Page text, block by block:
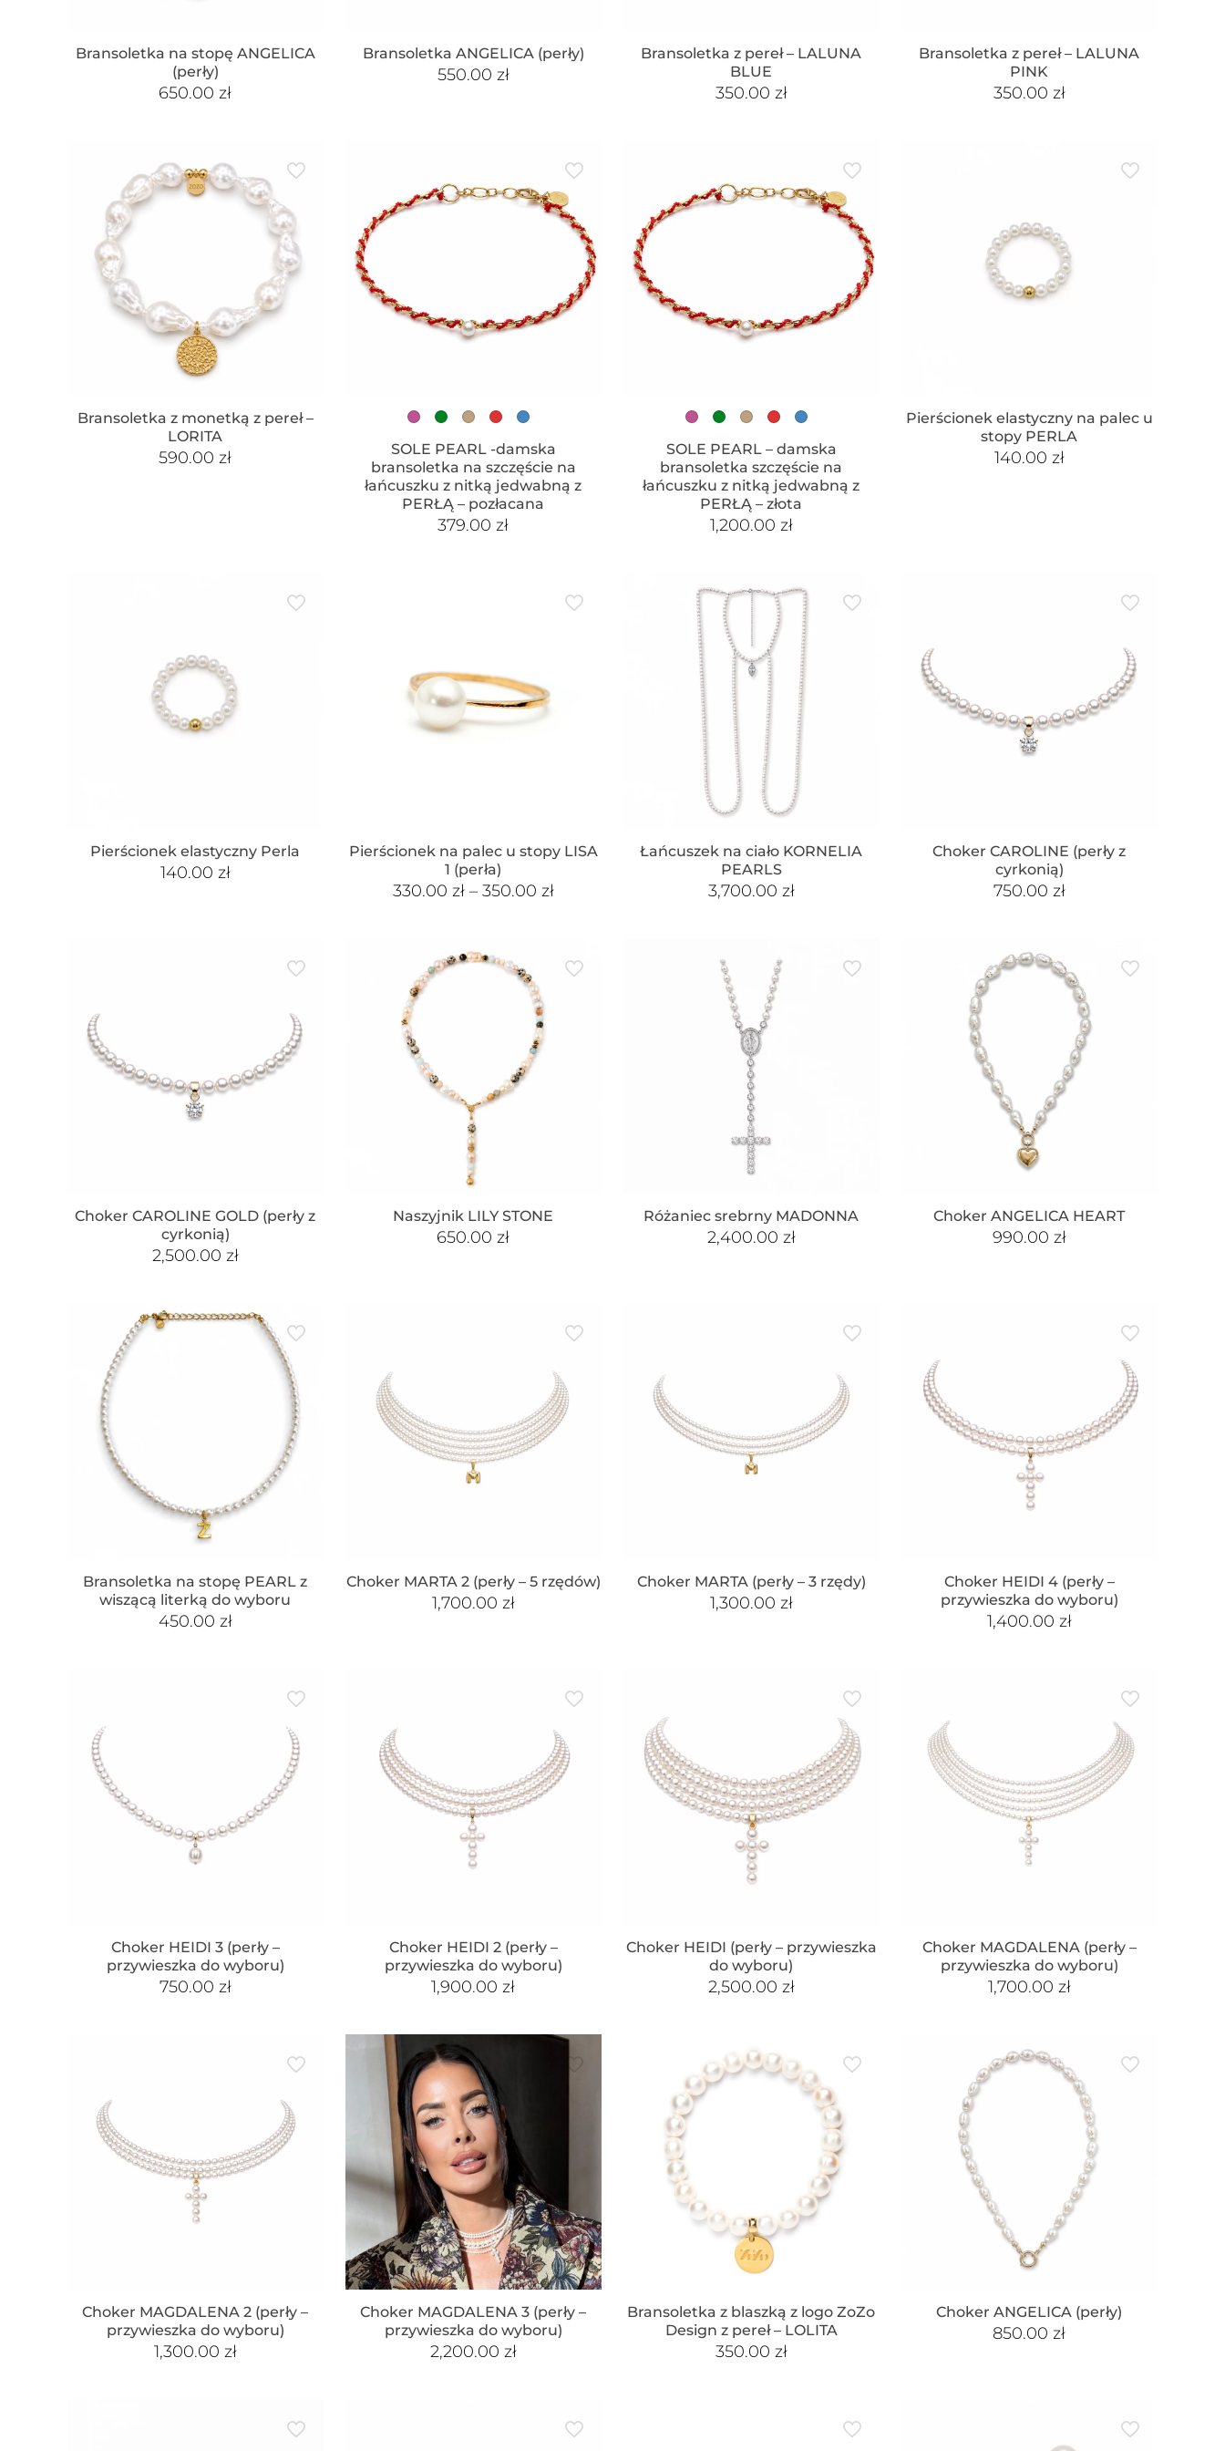
Bransoletka na stopę ANGELICA
(perły)
650.00zł
Bransoletka ANGELICA (perły)
550.00 zł
Bransoletka z pereł – LALUNA
BLUE
350.00 zł
Bransoletka z pereł – LALUNA
PINK
350.00 zł
Bransoletka z monetką z pereł –
LORITA
590.00zł
SOLE PEARL -damska
bransoletka na szczęście na
łańcuszku z nitką jedwabną z
PERŁĄ – pozłacana
379.00zł
SOLE PEARL – damska
bransoletka szczęście na
łańcuszku z nitką jedwabną z
PERŁĄ – złota
1,200.00 zł
Pierścionek elastyczny na palec u
stopy PERLA
140.00 zł
Pierścionek elastyczny Perla
140.00 zł
Pierścionek na palec u stopy LISA
1 (perła)
330.00 zł– 350.00 zł
Łańcuszek na ciało KORNELIA
PEARLS
3,700.00 zł
Choker CAROLINE (perły z
cyrkonią)
750.00 zł
Choker CAROLINE GOLD (perły z
cyrkonią)
2,500.00 zł
Naszyjnik LILY STONE
650.00zł
Różaniec srebrny MADONNA
2,400.00 zł
Choker ANGELICA HEART
990.00 zł
Bransoletka na stopę PEARL z
wiszącą literką do wyboru
450.00 zł
Choker MARTA 2 (perły – 5 rzędów)
1,700.00 zł
Choker MARTA (perły – 3 rzędy)
1,300.00 zł
Choker HEIDI 4 (perły –
przywieszka do wyboru)
1,400.00 zł
Choker HEIDI 3 (perły –
przywieszka do wyboru)
750.00 zł
Choker HEIDI 2 (perły –
przywieszka do wyboru)
1,900.00zł
Choker HEIDI (perły – przywieszka
do wyboru)
2,500.00 zł
Choker MAGDALENA (perły –
przywieszka do wyboru)
1,700.00 zł
Choker MAGDALENA 2 (perły –
przywieszka do wyboru)
1,300.00 zł
Choker MAGDALENA 3 (perły –
przywieszka do wyboru)
2,200.00 zł
Bransoletka z blaszką z logo ZoZo
Design z pereł – LOLITA
350.00 zł
Choker ANGELICA (perły)
850.00zł